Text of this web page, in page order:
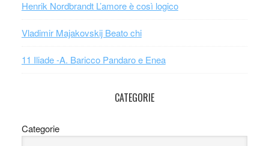
Henrik Nordbrandt L’amore è così logico
Vladimir Majakovskij Beato chi
11 Iliade -A. Baricco Pandaro e Enea
CATEGORIE
Categorie